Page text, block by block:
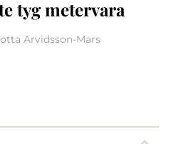
tyg metervara
Arvidsson-Mars